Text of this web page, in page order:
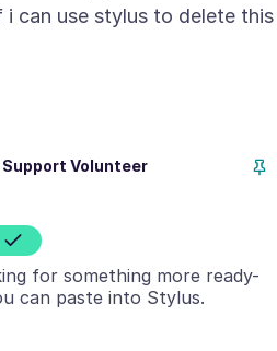
can use stylus to delete this
Volunteer
for something more ready-
can paste into Stylus.